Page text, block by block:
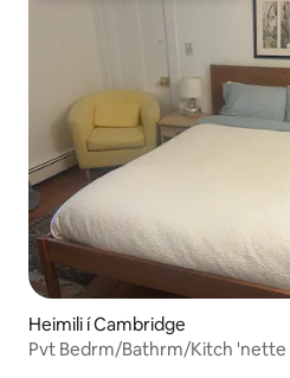
Heimili í Cambridge
Pvt Bedrm/Bathrm/Kitch 'nette